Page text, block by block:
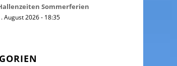
Sommerferien
August 2026 - 18:35